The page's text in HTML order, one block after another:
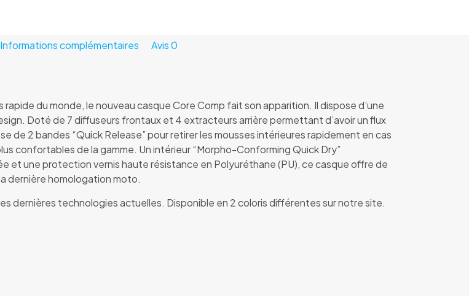
Informations complémentaires Avis0
du monde, le nouveau casque Core Comp fait son apparition. Il dispose d’une
Doté de 7 diffuseurs frontaux et 4 extracteurs arrière permettant d’avoir un flux
de 2 bandes “Quick Release” pour retirer les mousses intérieures rapidement en cas
confortables de la gamme. Un intérieur “Morpho-Conforming Quick Dry”
une protection vernis haute résistance en Polyuréthane (PU), ce casque offre de
dernière homologation moto.
dernières technologies actuelles. Disponible en 2 coloris différentes sur notre site.